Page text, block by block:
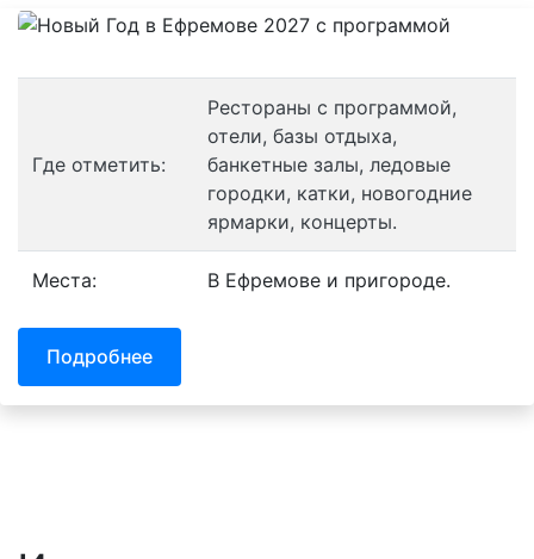
Где отметить:
Рестораны с программой,
отели, базы отдыха,
банкетные залы, ледовые
городки, катки, новогодние
ярмарки, концерты.
Места: В Ефремове и пригороде.
Подробнее